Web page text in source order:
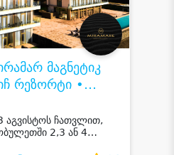
მაგნეტიკ
რეზორტი •
BEACH
აგვისტოს ჩათვლით,
2,3 ან 4